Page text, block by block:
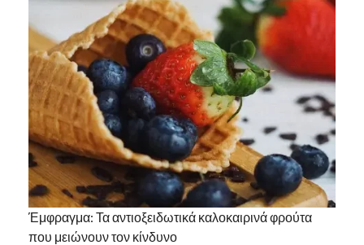
Έμφραγμα: Τα αντιοξειδωτικά καλοκαιρινά φρούτα
που μειώνουν τον κίνδυνο